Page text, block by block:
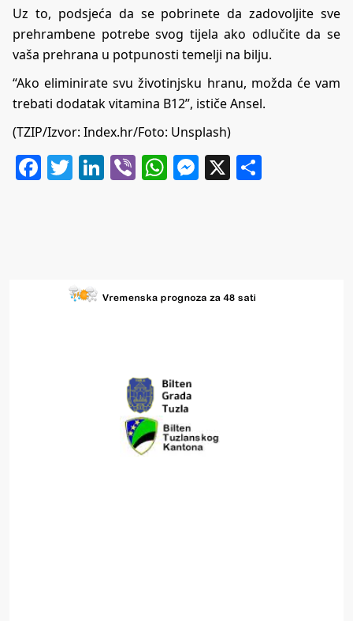
Uz to, podsjeća da se pobrinete da zadovoljite sve
prehrambene potrebe svog tijela ako odlučite da se
vaša prehrana u potpunosti temelji na bilju.
“Ako eliminirate svu životinjsku hranu, možda će vam
trebati dodatak vitamina B12”, ističe Ansel.
(TZIP/Izvor: Index.hr/Foto: Unsplash)
Facebook
Twitter
LinkedIn
ViberWhatsApp
Messenger
X